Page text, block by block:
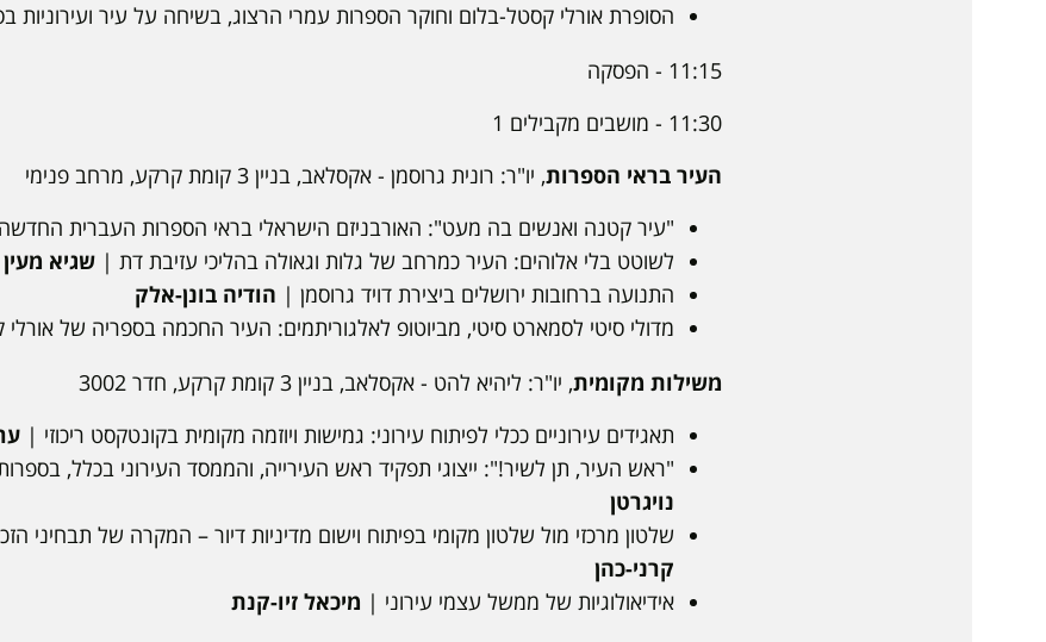
הסופרת אורלי קסטל-בלום וחוקר הספרות עמרי הרצוג, בשיחה על עיר
11:15 - הפסקה
11:30 - מושבים מקבילים 1
העיר בראי הספרות, יו"ר: רונית גרוסמן - אקסלאב, בניין 3 קומת קרקע, מרחב פנימי
"עיר קטנה ואנשים בה מעט": האורבניזם הישראלי בראי הספרות העברית
לשוטט בלי אלוהים: העיר כמרחב של גלות וגאולה בהליכי עזיבת דת | שגיא מעין
התנועה ברחובות ירושלים ביצירת דויד גרוסמן | הודיה בונן-אלק
מדולי סיטי לסמארט סיטי, מביוטופ לאלגוריתמים: העיר החכמה בספריה של
משילות מקומית, יו"ר: ליהיא להט - אקסלאב, בניין 3 קומת קרקע, חדר 3002
תאגידים עירוניים ככלי לפיתוח עירוני: גמישות ויוזמה מקומית בקונטקסט ריכוזי |
"ראש העיר, תן לשיר!": ייצוגי תפקיד ראש העירייה, והממסד העירוני בכלל,
נויגרטן
שלטון מרכזי מול שלטון מקומי בפיתוח וישום מדיניות דיור – המקרה של תבחיני
קרני-כהן
אידיאולוגיות של ממשל עצמי עירוני | מיכאל זיו-קנת